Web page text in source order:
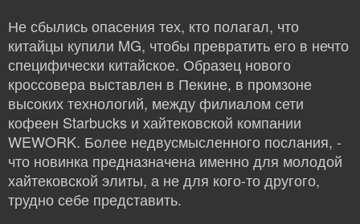
Не сбылись опасения тех, кто полагал, что
китайцы купили MG, чтобы превратить его в нечто
специфически китайское. Образец нового
кроссовера выставлен в Пекине, в промзоне
высоких технологий, между филиалом сети
кофеен Starbucks и хайтековской компании
WEWORK. Более недвусмысленного послания, -
что новинка предназначена именно для молодой
хайтековской элиты, а не для кого-то другого,
трудно себе представить.